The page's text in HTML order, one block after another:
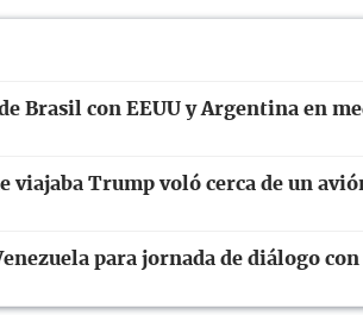
Brasil con EEUU y Argentina en
viajaba Trump voló cerca de un
para jornada de diálogo con